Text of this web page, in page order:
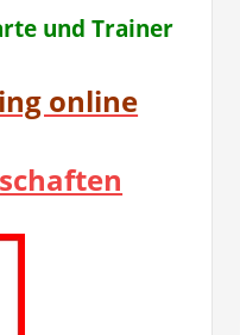
und Trainer
online